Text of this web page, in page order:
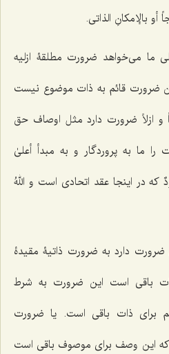
أو بالإمکانِ الذاتی.
ما می‌خواهد ضرورت مطلقۀ ازلیه
ضرورت قائم به ذات موضوع نیست
و ازلاً ضرورت دارد مثل اوصاف حق
ما به پروردگار و به مبدأ أعلیٰ
که در اینجا عقد اتحادی است و اللهُ
دارد به ضرورت ذاتیۀ مقیدۀ
باقی است این ضرورت به شرط
ذات باقی است. یا ضرورت
که این وصف برای موصوف باقی است